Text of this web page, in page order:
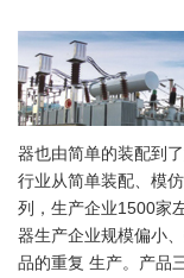
器也由简单的装配到
行业从简单装配、模
列，生产企业1500家
器生产企业规模偏小
品的重复 生产。产品